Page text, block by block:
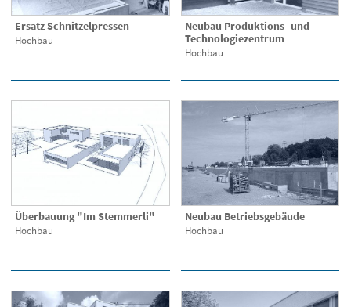
Ersatz Schnitzelpressen
Hochbau
Neubau Produktions- und
Technologiezentrum
Hochbau
Überbauung "Im Stemmerli"
Hochbau
Neubau Betriebsgebäude
Hochbau